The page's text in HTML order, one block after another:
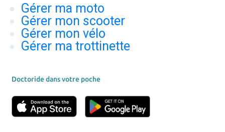
Gérer ma moto
Gérer mon scooter
Gérer mon vélo
Gérer ma trottinette
Doctoride dans votre poche